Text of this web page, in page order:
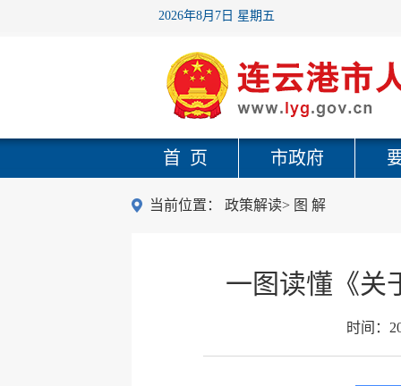
2026年8月7日 星期五
首 页 市政府
当前位置： 政策解读> 图 解
一图读懂《关
时间：